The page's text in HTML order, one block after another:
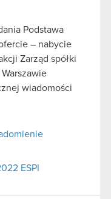
Podstawa
– nabycie
Zarząd spółki
wiadomości
ESPI